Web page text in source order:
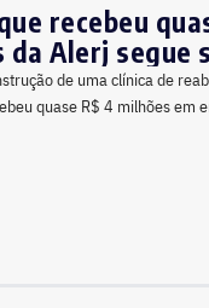
recebeu
da Alerj segue
de uma clínica de
quase R$ 4 milhões em